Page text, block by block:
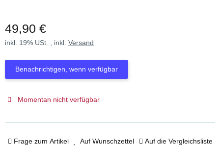
49,90 €
inkl. 19% USt. , inkl. Versand
Benachrichtigen, wenn verfügbar
Momentan nicht verfügbar
Frage zum Artikel Auf Wunschzettel Auf die Vergleichsliste